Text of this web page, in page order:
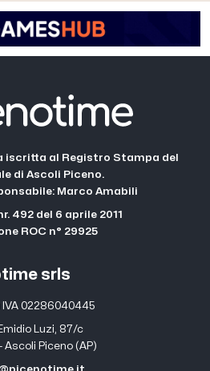
al Registro Stampa del
di Ascoli Piceno.
Marco Amabili
492 del 6 aprile 2011
ROC n° 29925
srls
IVA 02286040445
Luzi, 87/c
Ascoli Piceno (AP)